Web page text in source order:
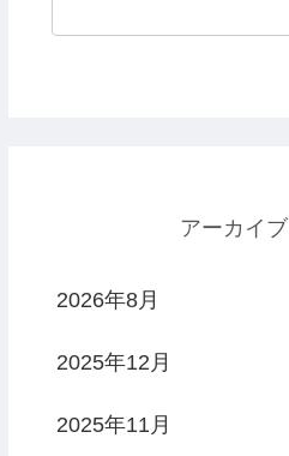
アーカイブ
2026年8月
2025年12月
2025年11月